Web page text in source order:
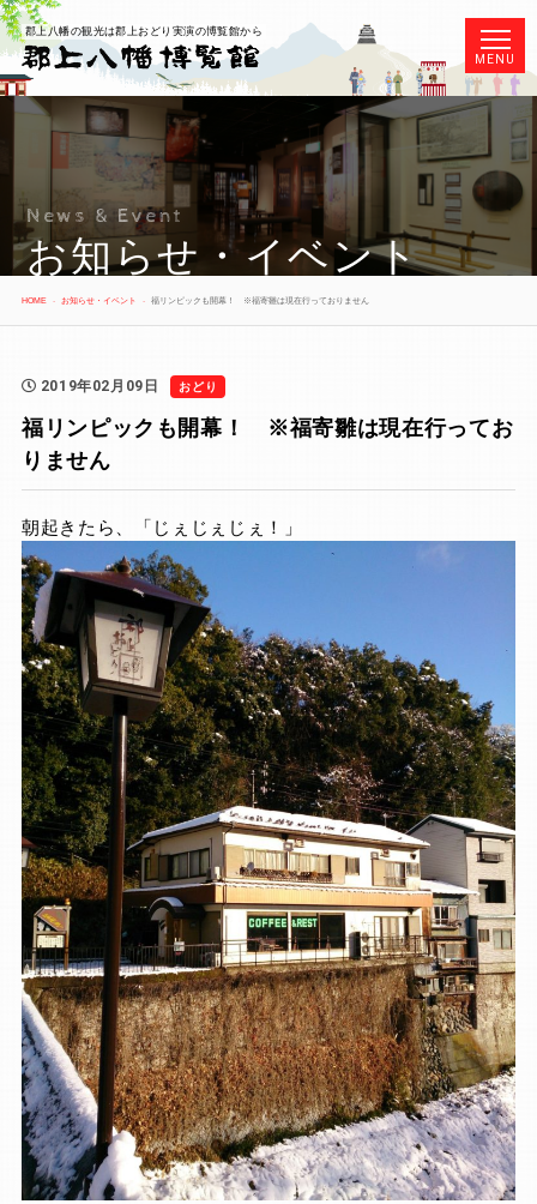
郡上八幡の観光は郡上おどり実演の博覧館から
News & Event
お知らせ・イベント
HOME お知らせ・イベント 福リンピックも開幕！ ※福寄雛は現在行っておりません
2019年02月09日 おどり
福リンピックも開幕！ ※福寄雛は現在行ってお
りません
朝起きたら、「じぇじぇじぇ！」
MENU